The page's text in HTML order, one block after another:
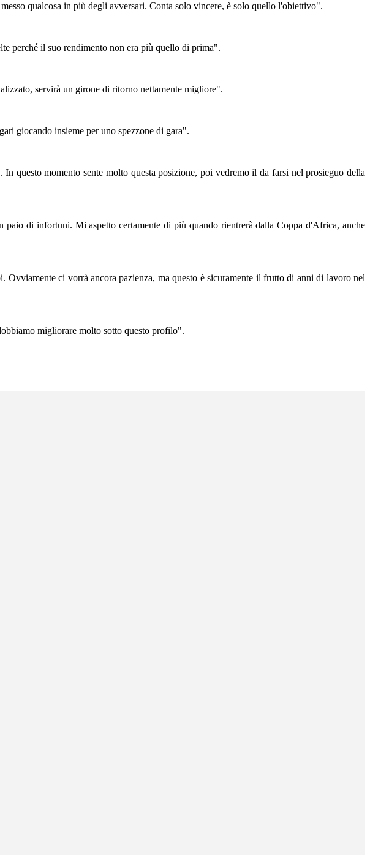
qualcosa in più degli avversari. Conta solo vincere, è solo quello l'obiettivo".
perché il suo rendimento non era più quello di prima".
servirà un girone di ritorno nettamente migliore".
giocando insieme per uno spezzone di gara".
questo momento sente molto questa posizione, poi vedremo il da farsi nel prosieguo della
di infortuni. Mi aspetto certamente di più quando rientrerà dalla Coppa d'Africa, anche
ci vorrà ancora pazienza, ma questo è sicuramente il frutto di anni di lavoro nel
migliorare molto sotto questo profilo".